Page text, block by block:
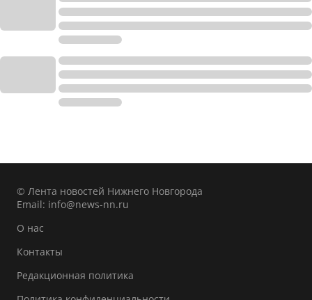
© Лента новостей Нижнего Новгорода
Email: info@news-nn.ru
О нас
Контакты
Редакционная политика